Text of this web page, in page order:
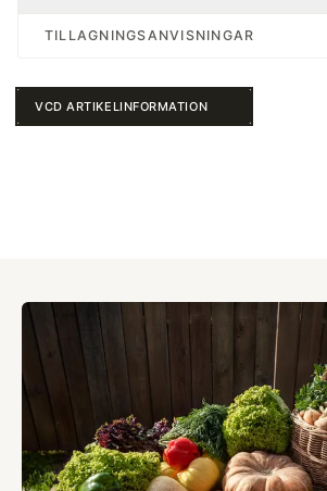
TILLAGNINGSANVISNINGAR
VCD ARTIKELINFORMATION